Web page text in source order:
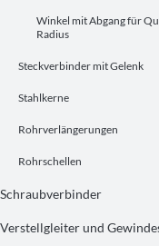
Winkel mit Abgang für
Radius
Steckverbinder mit Gelenk
Stahlkerne
Rohrverlängerungen
Rohrschellen
Schraubverbinder
Verstellgleiter und